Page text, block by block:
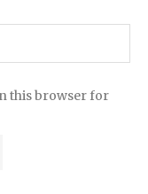
this browser for